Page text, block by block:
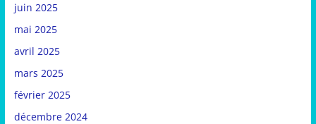
juin 2025
mai 2025
avril 2025
mars 2025
février 2025
décembre 2024